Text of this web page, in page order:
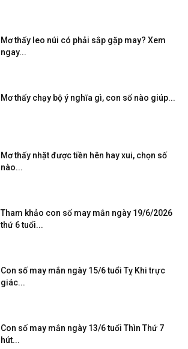
Mơ thấy leo núi có phải sắp gặp may? Xem
ngay...
Mơ thấy chạy bộ ý nghĩa gì, con số nào giúp...
Mơ thấy nhặt được tiền hên hay xui, chọn số
nào...
Tham khảo con số may mắn ngày 19/6/2026
thứ 6 tuổi...
Con số may mắn ngày 15/6 tuổi Tỵ Khi trực
giác...
Con số may mắn ngày 13/6 tuổi Thìn Thứ 7
hút...